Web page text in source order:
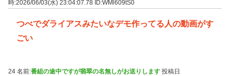
時:2026/06/03(水) 23:04:07.78 ID:WMl609tS0
つべでダライアスみたいなデモ作ってる人の動画がす
ごい
24 名前:番組の途中ですが翡翠の名無しがお送りします 投稿日